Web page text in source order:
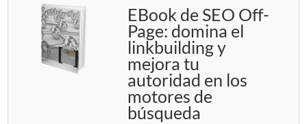
EBook de SEO Off-
Page: domina el
linkbuilding y
mejora tu
autoridad en los
motores de
búsqueda